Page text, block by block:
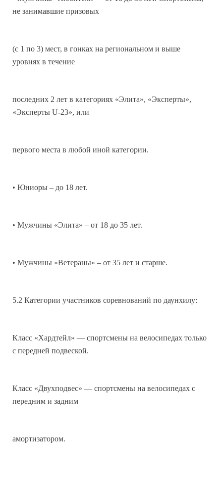
не занимавшие призовых
(с 1 по 3) мест, в гонках на региональном и выше
уровнях в течение
последних 2 лет в категориях «Элита», «Эксперты»,
«Эксперты U-23», или
первого места в любой иной категории.
• Юниоры – до 18 лет.
• Мужчины «Элита» – от 18 до 35 лет.
• Мужчины «Ветераны» – от 35 лет и старше.
5.2 Категории участников соревнований по даунхилу:
Класс «Хардтейл» — спортсмены на велосипедах только
с передней подвеской.
Класс «Двухподвес» — спортсмены на велосипедах с
передним и задним
амортизатором.